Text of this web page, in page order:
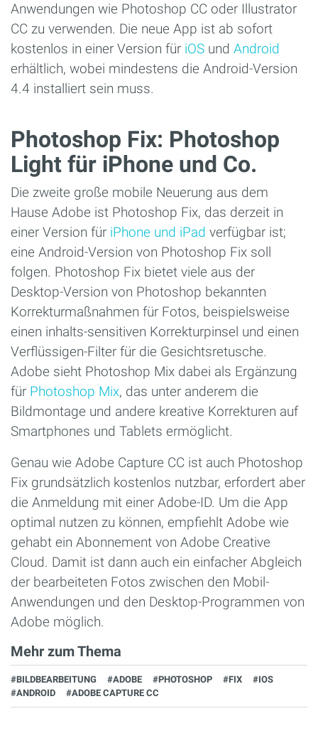
Anwendungen wie Photoshop CC oder Illustrator
CC zu verwenden. Die neue App ist ab sofort
kostenlos in einer Version für iOS und Android
erhältlich, wobei mindestens die Android-Version
4.4 installiert sein muss.
Photoshop Fix: Photoshop
Light für iPhone und Co.
Die zweite große mobile Neuerung aus dem
Hause Adobe ist Photoshop Fix, das derzeit in
einer Version für iPhone und iPad verfügbar ist;
eine Android-Version von Photoshop Fix soll
folgen. Photoshop Fix bietet viele aus der
Desktop-Version von Photoshop bekannten
Korrekturmaßnahmen für Fotos, beispielsweise
einen inhalts-sensitiven Korrekturpinsel und einen
Verflüssigen-Filter für die Gesichtsretusche.
Adobe sieht Photoshop Mix dabei als Ergänzung
für Photoshop Mix, das unter anderem die
Bildmontage und andere kreative Korrekturen auf
Smartphones und Tablets ermöglicht.
Genau wie Adobe Capture CC ist auch Photoshop
Fix grundsätzlich kostenlos nutzbar, erfordert aber
die Anmeldung mit einer Adobe-ID. Um die App
optimal nutzen zu können, empfiehlt Adobe wie
gehabt ein Abonnement von Adobe Creative
Cloud. Damit ist dann auch ein einfacher Abgleich
der bearbeiteten Fotos zwischen den Mobil-
Anwendungen und den Desktop-Programmen von
Adobe möglich.
Mehr zum Thema
#BILDBEARBEITUNG #ADOBE #PHOTOSHOP #FIX
#IOS
#ANDROID
#ADOBE CAPTURE CC